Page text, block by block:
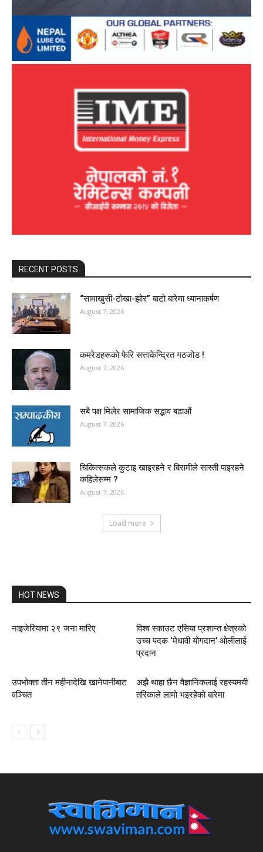
RECENT POSTS
“सामाखुसी-टोखा-झोर” बाटो बारेमा ध्यानाकर्षण
August 7, 2026
कमरेडहरूको फेरि सत्ताकेन्द्रित गठजोड !
August 7, 2026
सबै पक्ष मिलेर सामाजिक सद्भाव बढाऔं
August 7, 2026
चिकित्सकले कुटाइ खाइरहने र बिरामीले सास्ती पाइरहने
कहिलेसम्म ?
August 7, 2026
Load more
HOT NEWS
नाइजेरियामा २९ जना मारिए
विश्व स्काउट एसिया प्रशान्त क्षेत्रको
उच्च पदक ‘मेधावी योगदान’ ओलीलाई
प्रदान
उपभोक्ता तीन महीनादेखि खानेपानीबाट
वञ्चित
अझै थाहा छैन वैज्ञानिकलाई रहस्यमयी
तरिकाले लामो भइरहेको बारेमा